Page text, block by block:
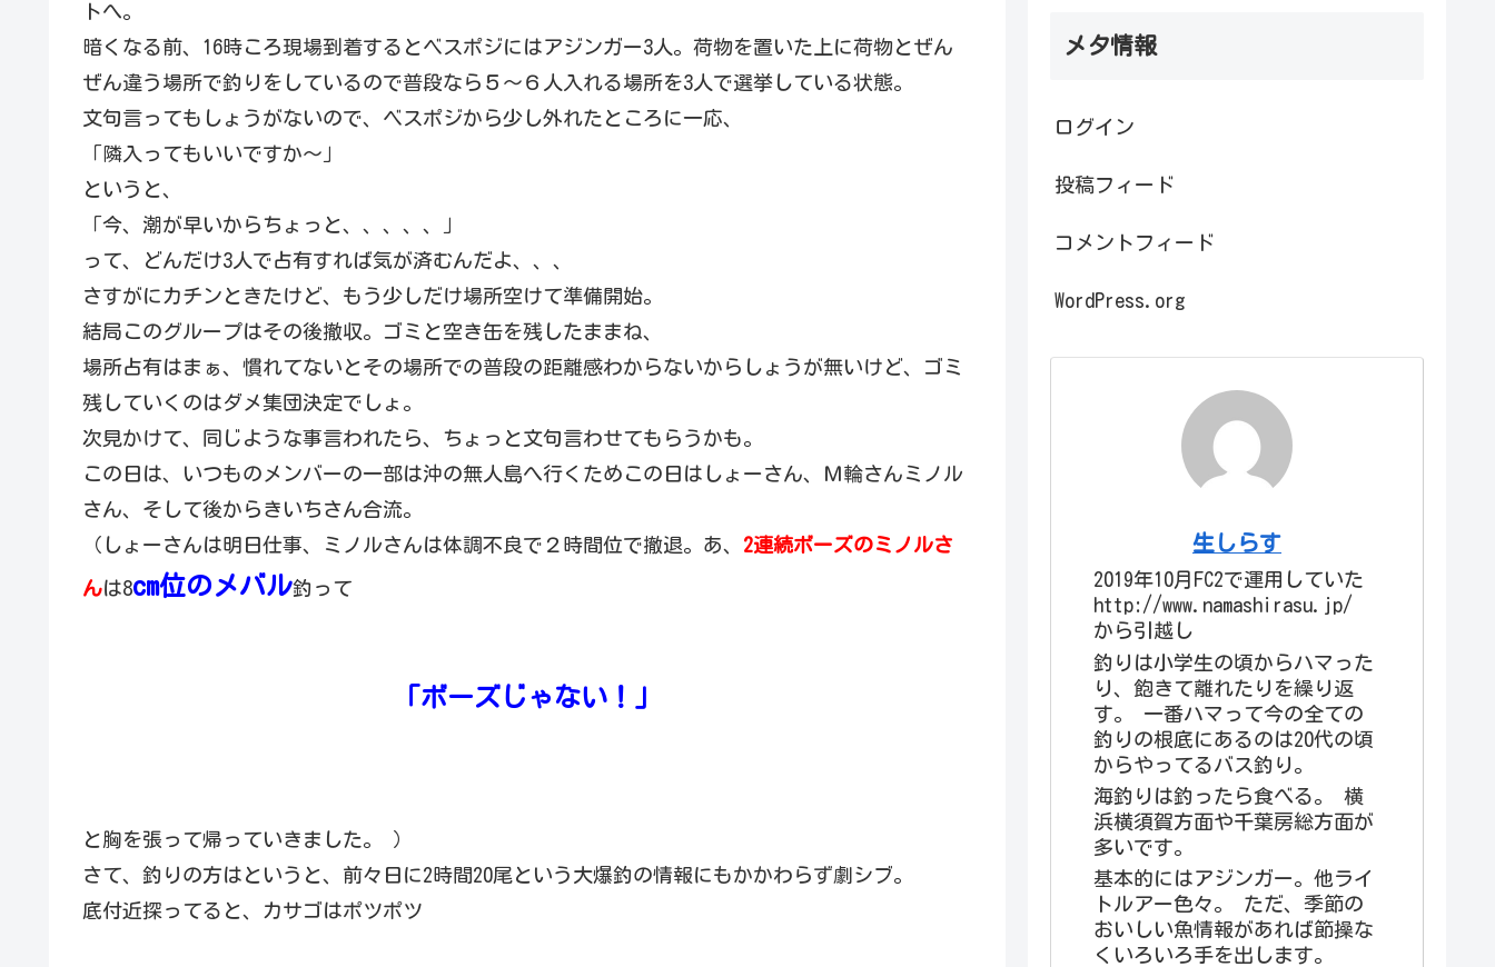
トへ。
暗くなる前、16時ころ現場到着するとベスポジにはアジンガー3人。荷物を置いた上に荷物とぜん
ぜん違う場所で釣りをしているので普段なら５～６人入れる場所を3人で選挙している状態。
文句言ってもしょうがないので、ベスポジから少し外れたところに一応、
「隣入ってもいいですか～」
というと、
「今、潮が早いからちょっと、、、、、」
って、どんだけ3人で占有すれば気が済むんだよ、、、
さすがにカチンときたけど、もう少しだけ場所空けて準備開始。
結局このグループはその後撤収。ゴミと空き缶を残したままね、
場所占有はまぁ、慣れてないとその場所での普段の距離感わからないからしょうが無いけど、ゴミ
残していくのはダメ集団決定でしょ。
次見かけて、同じような事言われたら、ちょっと文句言わせてもらうかも。
この日は、いつものメンバーの一部は沖の無人島へ行くためこの日はしょーさん、Ｍ輪さんミノル
さん、そして後からきいちさん合流。
（しょーさんは明日仕事、ミノルさんは体調不良で２時間位で撤退。あ、 2連続ボーズのミノルさ
んは8cm位のメバル釣って
「ボーズじゃない！」
と胸を張って帰っていきました。 ）
さて、釣りの方はというと、前々日に2時間20尾という大爆釣の情報にもかかわらず劇シブ。
底付近探ってると、カサゴはポツポツ
メタ情報
ログイン
投稿フィード
コメントフィード
WordPress.org
生しらす
2019年10月FC2で運用していた
http://www.namashirasu.jp/
から引越し
釣りは小学生の頃からハマった
り、飽きて離れたりを繰り返
す。 一番ハマって今の全ての
釣りの根底にあるのは20代の頃
からやってるバス釣り。
海釣りは釣ったら食べる。 横
浜横須賀方面や千葉房総方面が
多いです。
基本的にはアジンガー。他ライ
トルアー色々。 ただ、季節の
おいしい魚情報があれば節操な
くいろいろ手を出します。